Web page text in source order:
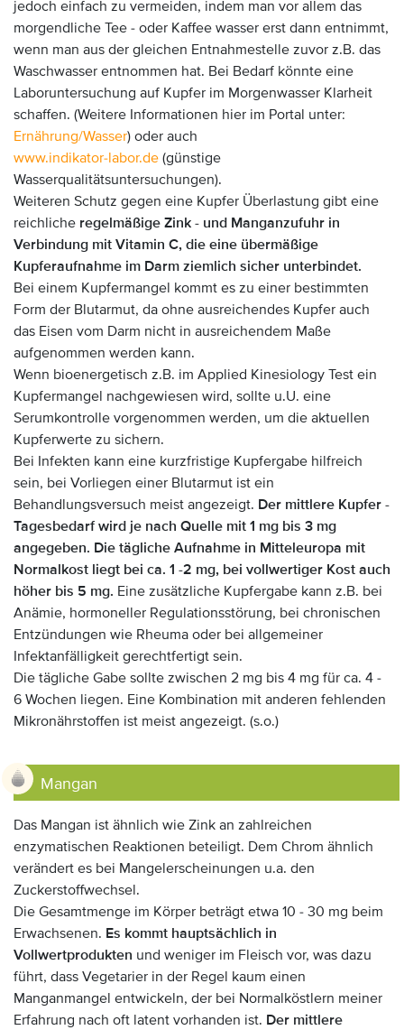
jedoch einfach zu vermeiden, indem man vor allem das
morgendliche Tee - oder Kaffee wasser erst dann entnimmt,
wenn man aus der gleichen Entnahmestelle zuvor z.B. das
Waschwasser entnommen hat. Bei Bedarf könnte eine
Laboruntersuchung auf Kupfer im Morgenwasser Klarheit
schaffen. (Weitere Informationen hier im Portal unter:
Ernährung/Wasser) oder auch
www.indikator-labor.de (günstige
Wasserqualitätsuntersuchungen).
Weiteren Schutz gegen eine Kupfer Überlastung gibt eine
reichliche regelmäßige Zink - und Manganzufuhr in
Verbindung mit Vitamin C, die eine übermäßige
Kupferaufnahme im Darm ziemlich sicher unterbindet.
Bei einem Kupfermangel kommt es zu einer bestimmten
Form der Blutarmut, da ohne ausreichendes Kupfer auch
das Eisen vom Darm nicht in ausreichendem Maße
aufgenommen werden kann.
Wenn bioenergetisch z.B. im Applied Kinesiology Test ein
Kupfermangel nachgewiesen wird, sollte u.U. eine
Serumkontrolle vorgenommen werden, um die aktuellen
Kupferwerte zu sichern.
Bei Infekten kann eine kurzfristige Kupfergabe hilfreich
sein, bei Vorliegen einer Blutarmut ist ein
Behandlungsversuch meist angezeigt. Der mittlere Kupfer -
Tagesbedarf wird je nach Quelle mit 1 mg bis 3 mg
angegeben. Die tägliche Aufnahme in Mitteleuropa mit
Normalkost liegt bei ca. 1 -2 mg, bei vollwertiger Kost auch
höher bis 5 mg. Eine zusätzliche Kupfergabe kann z.B. bei
Anämie, hormoneller Regulationsstörung, bei chronischen
Entzündungen wie Rheuma oder bei allgemeiner
Infektanfälligkeit gerechtfertigt sein.
Die tägliche Gabe sollte zwischen 2 mg bis 4 mg für ca. 4 -
6 Wochen liegen. Eine Kombination mit anderen fehlenden
Mikronährstoffen ist meist angezeigt. (s.o.)
Mangan
Das Mangan ist ähnlich wie Zink an zahlreichen
enzymatischen Reaktionen beteiligt. Dem Chrom ähnlich
verändert es bei Mangelerscheinungen u.a. den
Zuckerstoffwechsel.
Die Gesamtmenge im Körper beträgt etwa 10 - 30 mg beim
Erwachsenen. Es kommt hauptsächlich in
Vollwertprodukten und weniger im Fleisch vor, was dazu
führt, dass Vegetarier in der Regel kaum einen
Manganmangel entwickeln, der bei Normalköstlern meiner
Erfahrung nach oft latent vorhanden ist. Der mittlere